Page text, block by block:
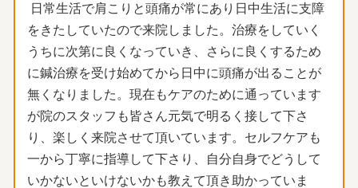
日常生活で肩こりと頭痛が常にあり日中生活に支障
をきたしていたので来院しました。治療をしていく
うちに次第に良くなっていき、さらに良くするため
に鍼治療を受け始めてから日中に頭痛が出ることが
無くなりました。現在もケアのために通っています
が院のスタッフも皆さん元気で明るく接して下さ
り、楽しく来院させて頂いています。セルフケアも
一から丁寧に指導して下さり、自分自身でどうして
いかないといけないかも教えて頂き助かっていま